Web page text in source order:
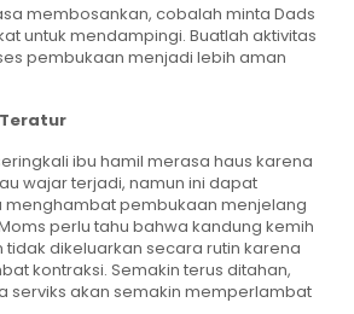
membosankan, cobalah minta Dads
untuk mendampingi. Buatlah aktivitas
pembukaan menjadi lebih aman
ibu hamil merasa haus karena
wajar terjadi, namun ini dapat
pembukaan menjelang
perlu tahu bahwa kandung kemih
tidak dikeluarkan secara rutin karena
kontraksi. Semakin terus ditahan,
serviks akan semakin memperlambat